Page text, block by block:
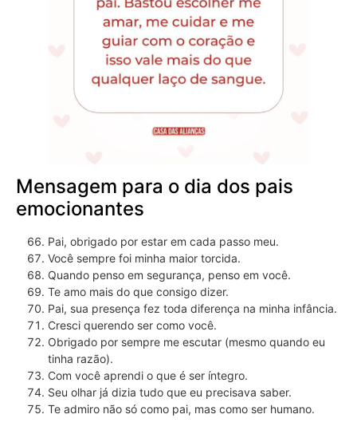
Mensagem para o dia dos pais
emocionantes
Pai, obrigado por estar em cada passo meu.
Você sempre foi minha maior torcida.
Quando penso em segurança, penso em você.
Te amo mais do que consigo dizer.
Pai, sua presença fez toda diferença na minha infância.
Cresci querendo ser como você.
Obrigado por sempre me escutar (mesmo quando eu
tinha razão).
Com você aprendi o que é ser íntegro.
Seu olhar já dizia tudo que eu precisava saber.
Te admiro não só como pai, mas como ser humano.